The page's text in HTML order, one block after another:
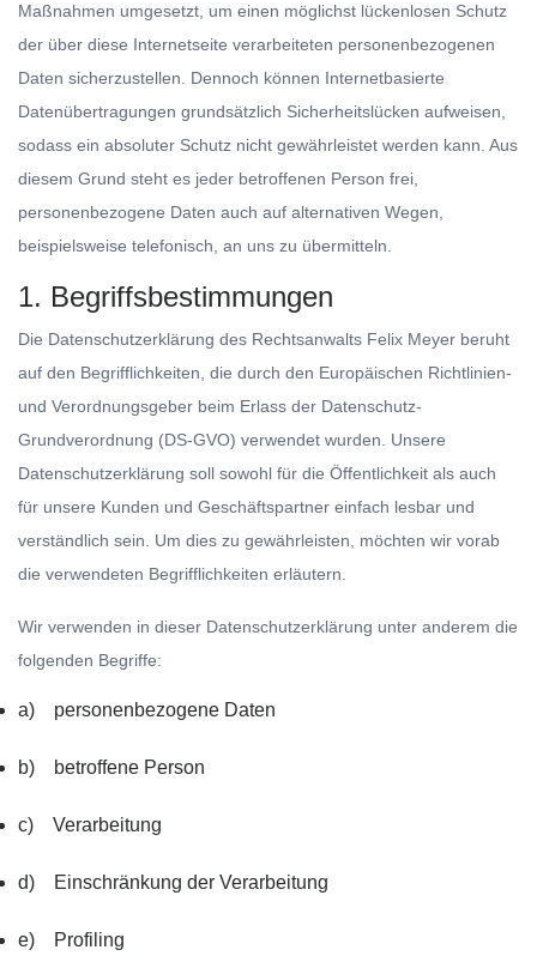
Maßnahmen umgesetzt, um einen möglichst lückenlosen Schutz
der über diese Internetseite verarbeiteten personenbezogenen
Daten sicherzustellen. Dennoch können Internetbasierte
Datenübertragungen grundsätzlich Sicherheitslücken aufweisen,
sodass ein absoluter Schutz nicht gewährleistet werden kann. Aus
diesem Grund steht es jeder betroffenen Person frei,
personenbezogene Daten auch auf alternativen Wegen,
beispielsweise telefonisch, an uns zu übermitteln.
1. Begriffsbestimmungen
Die Datenschutzerklärung des Rechtsanwalts Felix Meyer beruht
auf den Begrifflichkeiten, die durch den Europäischen Richtlinien-
und Verordnungsgeber beim Erlass der Datenschutz-
Grundverordnung (DS-GVO) verwendet wurden. Unsere
Datenschutzerklärung soll sowohl für die Öffentlichkeit als auch
für unsere Kunden und Geschäftspartner einfach lesbar und
verständlich sein. Um dies zu gewährleisten, möchten wir vorab
die verwendeten Begrifflichkeiten erläutern.
Wir verwenden in dieser Datenschutzerklärung unter anderem die
folgenden Begriffe:
a) personenbezogene Daten
b) betroffene Person
c) Verarbeitung
d) Einschränkung der Verarbeitung
e) Profiling